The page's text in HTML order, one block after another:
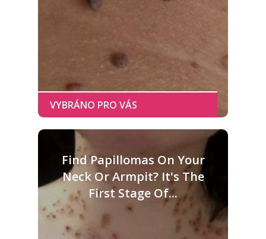
Find Papillomas On Your
Neck Or Armpit? It's The
First Stage Of...